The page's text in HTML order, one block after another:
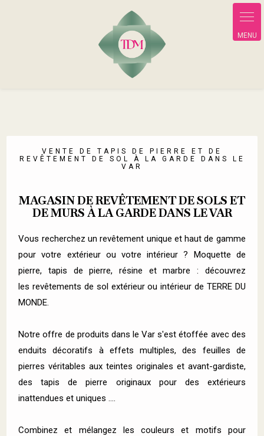
VENTE DE TAPIS DE PIERRE ET DE
REVÊTEMENT DE SOL À LA GARDE DANS LE
VAR
MAGASIN DE REVÊTEMENT DE SOLS ET
DE MURS À LA GARDE DANS LE VAR
Vous recherchez un revêtement unique et haut de gamme
pour votre extérieur ou votre intérieur ? Moquette de
pierre, tapis de pierre, résine et marbre : découvrez
les revêtements de sol extérieur ou intérieur de TERRE DU
MONDE.
Notre offre de produits dans le Var s'est étoffée avec des
enduits décoratifs à effets multiples, des feuilles de
pierres véritables aux teintes originales et avant-gardiste,
des tapis de pierre originaux pour des extérieurs
inattendues et uniques ….
Combinez et mélangez les couleurs et motifs pour